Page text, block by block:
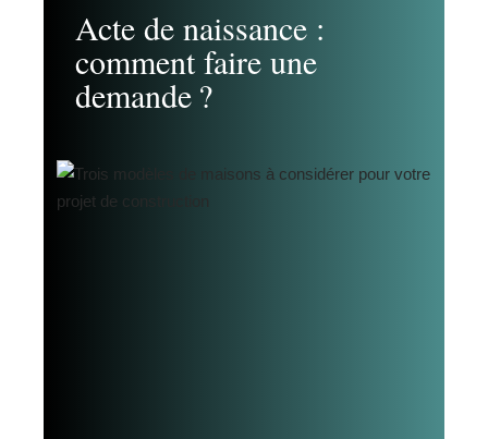
Acte de naissance :
comment faire une
demande ?